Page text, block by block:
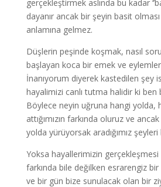
gerçekleştirmek aslında bu kadar
dayanır ancak bir şeyin basit
anlamına gelmez.
Düşlerin peşinde koşmak, nasıl
başlayan koca bir emek ve
İnanıyorum diyerek kastedilen şey
hayalimizi canlı tutma halidir ki ben
Böylece neyin uğruna hangi yolda,
attığımızın farkında oluruz ve
yolda yürüyorsak aradığımız şeyleri
Yoksa hayallerimizin
farkında bile değilken esrarengiz bir
ve bir gün bize sunulacak olan bir